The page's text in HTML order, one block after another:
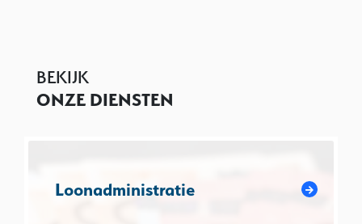
BEKIJK
ONZE DIENSTEN
Loonadministratie